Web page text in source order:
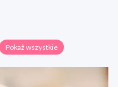
Pokaż wszystkie